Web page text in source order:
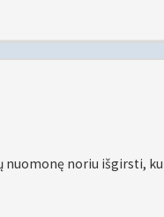
noriu išgirsti,